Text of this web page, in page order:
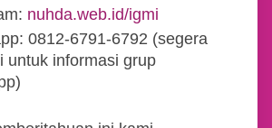
nuhda.web.id/igmi
0812-6791-6792 (segera
untuk informasi grup